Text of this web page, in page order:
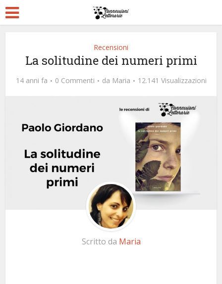
Recensioni
La solitudine dei numeri primi
14 anni fa 0 Commenti da Maria 12.141 Visualizzazioni
Scritto da Maria